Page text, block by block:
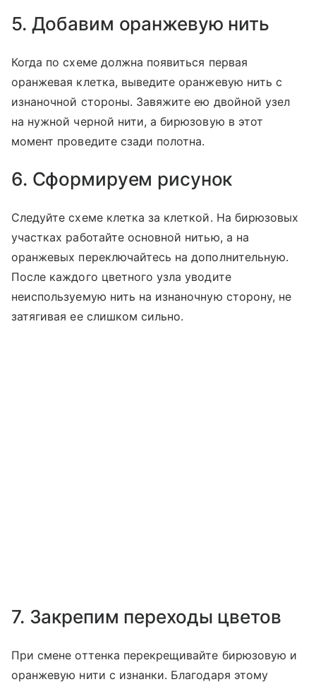
5. Добавим оранжевую нить
Когда по схеме должна появиться первая
оранжевая клетка, выведите оранжевую нить с
изнаночной стороны. Завяжите ею двойной узел
на нужной черной нити, а бирюзовую в этот
момент проведите сзади полотна.
6. Сформируем рисунок
Следуйте схеме клетка за клеткой. На бирюзовых
участках работайте основной нитью, а на
оранжевых переключайтесь на дополнительную.
После каждого цветного узла уводите
неиспользуемую нить на изнаночную сторону, не
затягивая ее слишком сильно.
7. Закрепим переходы цветов
При смене оттенка перекрещивайте бирюзовую и
оранжевую нити с изнанки. Благодаря этому